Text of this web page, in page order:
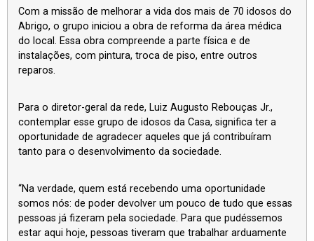
Com a missão de melhorar a vida dos mais de 70 idosos do
Abrigo, o grupo iniciou a obra de reforma da área médica
do local. Essa obra compreende a parte física e de
instalações, com pintura, troca de piso, entre outros
reparos.
Para o diretor-geral da rede, Luiz Augusto Rebouças Jr.,
contemplar esse grupo de idosos da Casa, significa ter a
oportunidade de agradecer aqueles que já contribuíram
tanto para o desenvolvimento da sociedade.
“Na verdade, quem está recebendo uma oportunidade
somos nós: de poder devolver um pouco de tudo que essas
pessoas já fizeram pela sociedade. Para que pudéssemos
estar aqui hoje, pessoas tiveram que trabalhar arduamente